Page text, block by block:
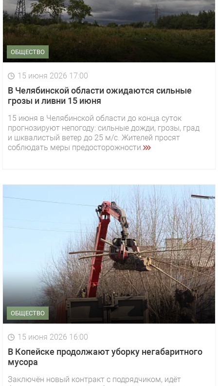
ОБЩЕСТВО
15 июня 2026 17:00
В Челябинской области ожидаются сильные
грозы и ливни 15 июня
15 июня в Челябинской области до конца суток
прогнозируют непогоду: сильные дожди, грозы, град
и шквалистый ветер до 25 м/с. Жителей просят
соблюдать меры предосторожности.
ОБЩЕСТВО
15 июня 2026 16:00
В Копейске продолжают уборку негабаритного
мусора
Заключён новый контракт с подрядчиком, идёт